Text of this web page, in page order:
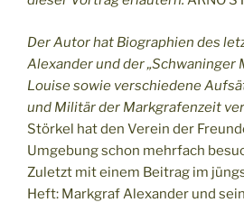
Der Autor hat Biographien des
Alexander und der „Schwaninger
Louise sowie verschiedene
und Militär der Markgrafenzeit
Störkel hat den Verein der
Umgebung schon mehrfach
Zuletzt mit einem Beitrag im
Heft: Markgraf Alexander und